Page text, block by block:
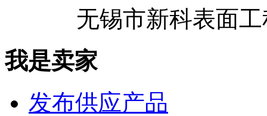
无锡市新科表面
我是卖家
发布供应产品